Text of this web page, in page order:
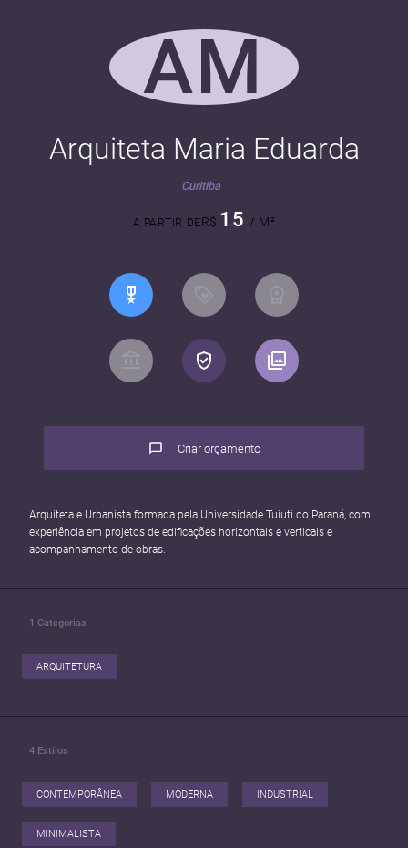
AM
Arquiteta Maria Eduarda
Curitiba
A PARTIR DER$ 15 / M²
Criar orçamento
Arquiteta e Urbanista formada pela Universidade Tuiuti do Paraná, com
experiência em projetos de edificações horizontais e verticais e
acompanhamento de obras.
1 Categorias
ARQUITETURA
4 Estilos
CONTEMPORÂNEA MODERNA INDUSTRIAL
MINIMALISTA